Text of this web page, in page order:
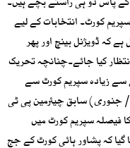
کورٹ۔ انتخابات کے لیے
کہ ڈویژنل بینچ اور پھر
کیا جائے۔چنانچہ تحریک
سے زیادہ سپریم کورٹ سے
فوری رجوع کو ترجیح دی ہے اور گزشتہ روز (۴ / جنوری) سابق چیئرمین پی ٹی
فیصلہ سپریم کورٹ میں
کہ پشاور ہائی کورٹ کے جج